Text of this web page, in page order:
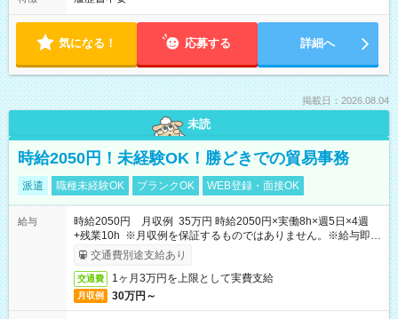
気になる！ 応募する 詳細へ
掲載日：2026.08.04
未読
時給2050円！未経験OK！勝どきでの貿易事務
派遣 職種未経験OK ブランクOK WEB登録・面接OK
給与
時給2050円 月収例 35万円 時給2050円×実働8h×週5日×4週
+残業10h ※月収例を保証するものではありません。※給与即受
取りサービス利用可（利用条件有）
交通費別途支給あり
交通費 1ヶ月3万円を上限として実費支給
月収例 30万円～